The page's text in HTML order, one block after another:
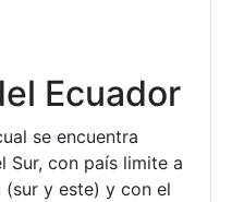
Ecuador
se encuentra
Sur, con país limite a
y este) y con el